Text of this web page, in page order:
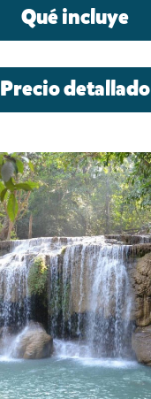
Qué incluye
Precio detallado